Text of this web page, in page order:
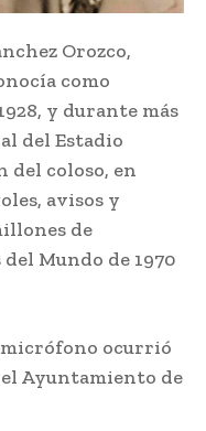
Orozco,
como
y durante más
del Estadio
del coloso, en
avisos y
de
Mundo de 1970
ocurrió
el Ayuntamiento de